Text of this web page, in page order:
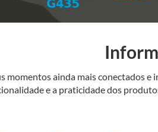
momentos ainda mais conectados
e a praticidade dos
Faça parte dessa jornada